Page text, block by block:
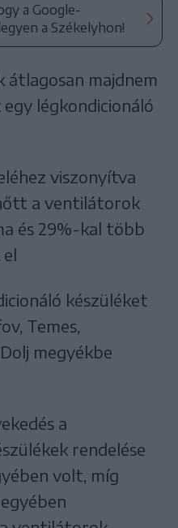
a Google-
a Székelyhon!
átlagosan majdnem
légkondicionáló
viszonyítva
a ventilátorok
és 29%-kal több
készüléket
Temes,
megyékbe
a
rendelése
volt, míg